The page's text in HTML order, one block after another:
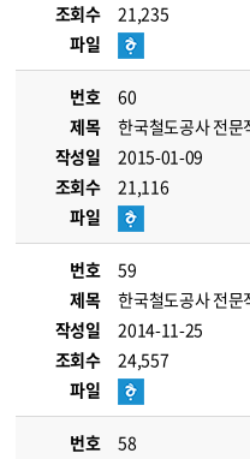
조회수
21,235
파일
번호
60
제목
한국철도공사 전
작성일
2015-01-09
조회수
21,116
파일
번호
59
제목
한국철도공사 전
작성일
2014-11-25
조회수
24,557
파일
번호
58